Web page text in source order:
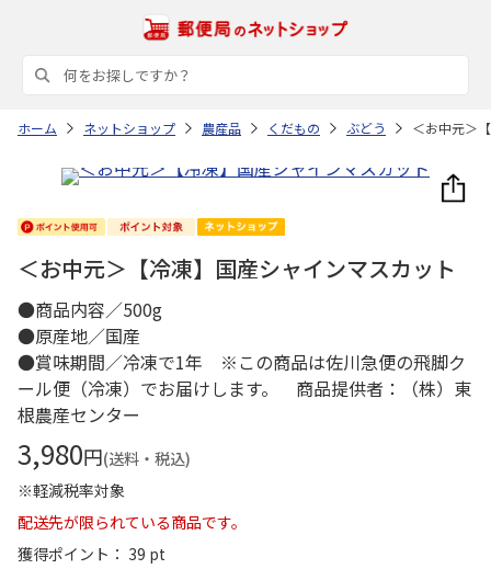
ホーム ネットショップ 農産品 くだもの ぶどう ＜お中元＞
＜お中元＞【冷凍】国産シャインマスカット
●商品内容／500g
●原産地／国産
●賞味期間／冷凍で1年 ※この商品は佐川急便の飛脚ク
ール便（冷凍）でお届けします。 商品提供者：（株）東
根農産センター
3,980円(送料・税込)
※軽減税率対象
配送先が限られている商品です。
獲得ポイント： 39 pt